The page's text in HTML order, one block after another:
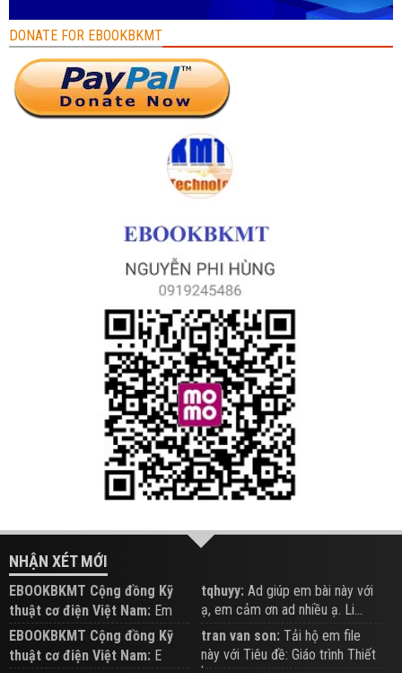
DONATE FOR EBOOKBKMT
NHẬN XÉT MỚI
EBOOKBKMT Cộng đồng Kỹ
thuật cơ điện Việt Nam: Em
đăng trên Group hỗ trợ nhé
tqhuyy: Ad giúp em bài này với
ạ, em cảm ơn ad nhiều ạ. Li...
EBOOKBKMT Cộng đồng Kỹ
thuật cơ điện Việt Nam: E
tran van son: Tải hộ em file
này với Tiêu đề: Giáo trình Thiết